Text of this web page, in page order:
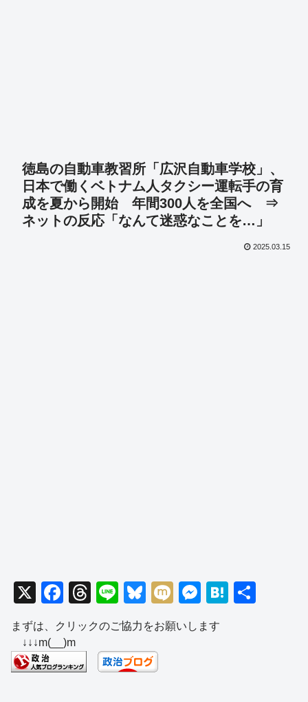
徳島の自動車教習所「広沢自動車学校」、
日本で働くベトナム人タクシー運転手の育
成を夏から開始 年間300人を全国へ ⇒
ネットの反応「なんて迷惑なことを…」
2025.03.15
X
F
a
c
e
b
T
hr
e
a
d
Li
n
e
Bl
u
e
sk
y
M
ixi
M
e
ss
H
まずは、クリックのご協力をお願いします
↓↓↓m(__)m